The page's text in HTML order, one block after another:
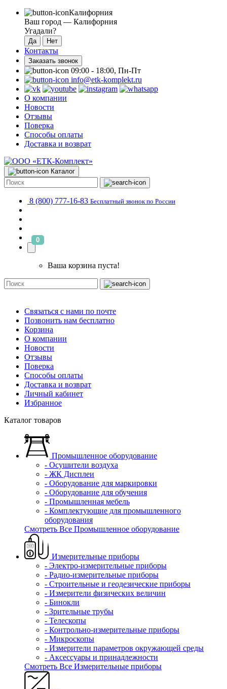
Калифорния
Ваш город — Калифорния
Угадали?
Контакты
Заказать звонок
09:00 - 18:00, Пн-Пт
info@etk-komplekt.ru
О компании
Новости
Отзывы
Поверка
Способы оплаты
Доставка и возврат
Каталог
8 (800) 777-16-83 Бесплатный звонок по России
0
Ваша корзина пуста!
Связаться с нами по почте
Позвонить нам бесплатно
Корзина
О компании
Новости
Отзывы
Поверка
Способы оплаты
Доставка и возврат
Личный кабинет
Избранное
Каталог товаров
Промышленное оборудование
- Осушители воздуха
- ЖК Дисплеи
- Оборудование для маркировки
- Оборудование для обучения
- Промышленная мебель
- Комплектующие для промышленного
оборудования
Смотреть Все Промышленное оборудование
Измерительные приборы
- Электро-измерительные приборы
- Радио-измерительные приборы
- Строительные и геодезические приборы
- Измерители физических величин
- Бинокли
- Зрительные трубы
- Телескопы
- Контрольно-измерительные приборы
- Микроскопы
- Измерители параметров окружающей среды
- Аксессуары и принадлежности
Смотреть Все Измерительные приборы